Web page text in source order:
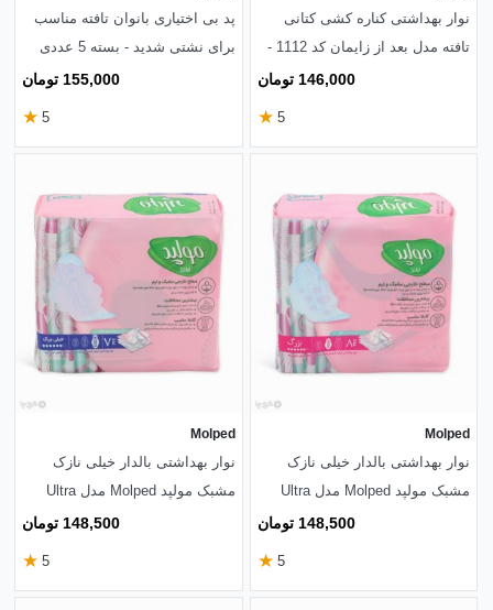
نوار بهداشتی کناره کشی کتانی
تافته مدل بعد از زایمان کد 1112 -
146,000 تومان
5
★
پد‌ بی اختیاری بانوان تافته مناسب
برای نشتی شدید - بسته 5 عددی
155,000 تومان
5
★
Molped
نوار بهداشتی بالدار خیلی نازک
مشبک مولپد Molped مدل Ultra
148,500 تومان
5
★
Molped
نوار بهداشتی بالدار خیلی نازک
مشبک مولپد Molped مدل Ultra
148,500 تومان
5
★